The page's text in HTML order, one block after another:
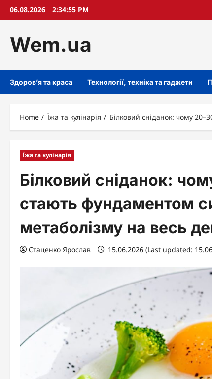
Skip06.08.2026 2:34:56 PM
Wem.ua
Здоров’я та краса Технології, техніка та гаджети
Home Їжа та кулінарія Білковий сніданок: чому
Їжа та кулінарія
Білковий сніданок:
стають фундаментом
метаболізму на весь
Стаценко Ярослав 15.06.2026 (Last updated: